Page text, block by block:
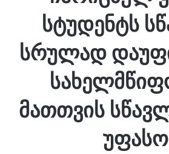
სტუდენტს
სრულად
მათთვის
უფასო